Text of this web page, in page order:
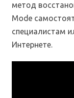
метод
Mode
специалистам
Интернете.